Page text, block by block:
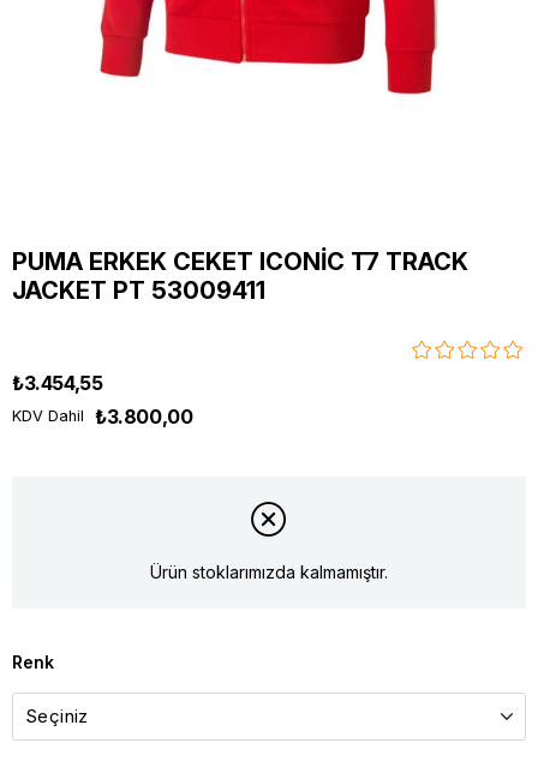
PUMA ERKEK CEKET ICONİC T7 TRACK
JACKET PT 53009411
₺3.454,55
KDV Dahil ₺3.800,00
Ürün stoklarımızda kalmamıştır.
Renk